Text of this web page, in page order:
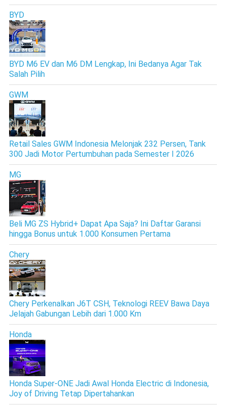
BYD
BYD M6 EV dan M6 DM Lengkap, Ini Bedanya Agar Tak
Salah Pilih
GWM
Retail Sales GWM Indonesia Melonjak 232 Persen, Tank
300 Jadi Motor Pertumbuhan pada Semester I 2026
MG
Beli MG ZS Hybrid+ Dapat Apa Saja? Ini Daftar Garansi
hingga Bonus untuk 1.000 Konsumen Pertama
Chery
Chery Perkenalkan J6T CSH, Teknologi REEV Bawa Daya
Jelajah Gabungan Lebih dari 1.000 Km
Honda
Honda Super-ONE Jadi Awal Honda Electric di Indonesia,
Joy of Driving Tetap Dipertahankan